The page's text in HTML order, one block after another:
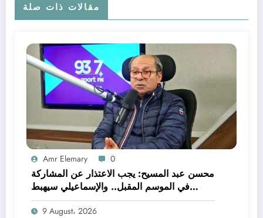
مقالات ذات صلة
Amr Elemary 0
محسن عبد المسيح: يجب الاعتذار عن المشاركة
في الموسم المقبل.. والإسماعيلي سيهبط
للدرجة الثالثة
9 August، 2026